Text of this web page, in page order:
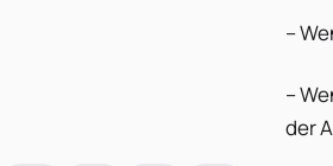
–
–
der